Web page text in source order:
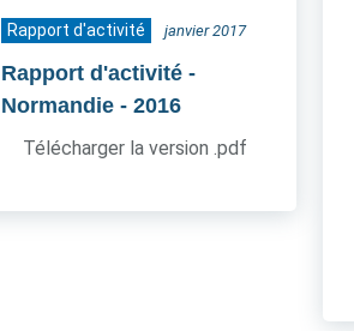
Rapport d'activité janvier 2017
Rapport d'activité -
Normandie - 2016
Télécharger la version .pdf